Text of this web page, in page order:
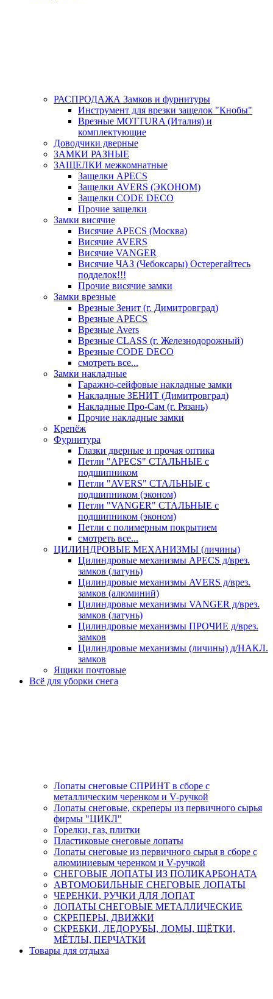
РАСПРОДАЖА Замков и фурнитуры
Инструмент для врезки защелок "Кнобы"
Врезные MOTTURA (Италия) и
комплектующие
Доводчики дверные
ЗАМКИ РАЗНЫЕ
ЗАЩЕЛКИ межкомнатные
Защелки APECS
Защелки AVERS (ЭКОНОМ)
Защелки CODE DECO
Прочие защелки
Замки висячие
Висячие APECS (Москва)
Висячие AVERS
Висячие VANGER
Висячие ЧАЗ (Чебоксары) Остерегайтесь
подделок!!!
Прочие висячие замки
Замки врезные
Врезные Зенит (г. Димитровград)
Врезные APECS
Врезные Avers
Врезные CLASS (г. Железнодорожный)
Врезные CODE DECO
смотреть все...
Замки накладные
Гаражно-сейфовые накладные замки
Накладные ЗЕНИТ (Димитровград)
Накладные Про-Сам (г. Рязань)
Прочие накладные замки
Крепёж
Фурнитура
Глазки дверные и прочая оптика
Петли "APECS" СТАЛЬНЫЕ с
подшипником
Петли "AVERS" СТАЛЬНЫЕ с
подшипником (эконом)
Петли "VANGER" СТАЛЬНЫЕ с
подшипником (эконом)
Петли с полимерным покрытием
смотреть все...
ЦИЛИНДРОВЫЕ МЕХАНИЗМЫ (личины)
Цилиндровые механизмы APECS д/врез.
замков (латунь)
Цилиндровые механизмы AVERS д/врез.
замков (алюминий)
Цилиндровые механизмы VANGER д/врез.
замков (латунь)
Цилиндровые механизмы ПРОЧИЕ д/врез.
замков
Цилиндровые механизмы (личины) д/НАКЛ.
замков
Ящики почтовые
Всё для уборки снега
Лопаты снеговые СПРИНТ в сборе с
металлическим черенком и V-ручкой
Лопаты снеговые, скреперы из первичного сырья
фирмы "ЦИКЛ"
Горелки, газ, плитки
Пластиковые снеговые лопаты
Лопаты снеговые из первичного сырья в сборе с
алюминиевым черенком и V-ручкой
СНЕГОВЫЕ ЛОПАТЫ ИЗ ПОЛИКАРБОНАТА
АВТОМОБИЛЬНЫЕ СНЕГОВЫЕ ЛОПАТЫ
ЧЕРЕНКИ, РУЧКИ ДЛЯ ЛОПАТ
ЛОПАТЫ СНЕГОВЫЕ МЕТАЛЛИЧЕСКИЕ
СКРЕПЕРЫ, ДВИЖКИ
СКРЕБКИ, ЛЕДОРУБЫ, ЛОМЫ, ЩЁТКИ,
МЁТЛЫ, ПЕРЧАТКИ
Товары для отдыха